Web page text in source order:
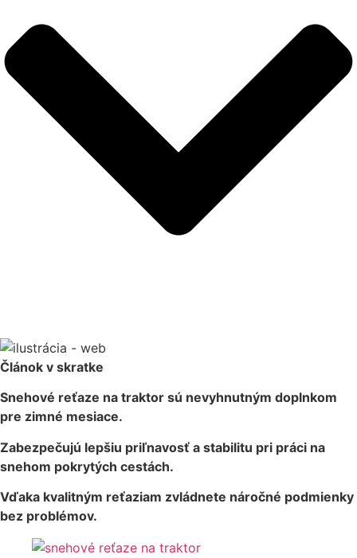
Článok v skratke
Snehové reťaze na traktor sú nevyhnutným doplnkom
pre zimné mesiace.
Zabezpečujú lepšiu priľnavosť a stabilitu pri práci na
snehom pokrytých cestách.
Vďaka kvalitným reťaziam zvládnete náročné podmienky
bez problémov.